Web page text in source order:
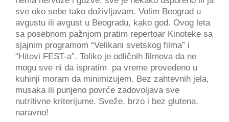
sve oko sebe tako doživljavam. Volim Beograd u
avgustu ili avgust u Beogradu, kako god. Ovog leta
sa posebnom pažnjom pratim repertoar Kinoteke sa
sjajnim programom “Velikani svetskog filma” i
“Hitovi FEST-a”. Toliko je odličnih filmova da ne
mogu sve ni da ispratim pa vreme provedeno u
kuhinji moram da minimizujem. Bez zahtevnih jela,
musaka ili punjeno povrće zadovoljava sve
nutritivne kriterijume. Sveže, brzo i bez glutena,
naravno!